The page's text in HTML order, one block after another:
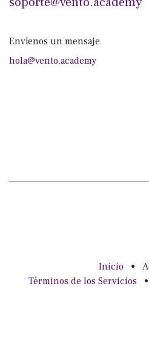
Envíenos un mensaje
hola@vento.academy
Inicio •
Términos de los Servicios
•